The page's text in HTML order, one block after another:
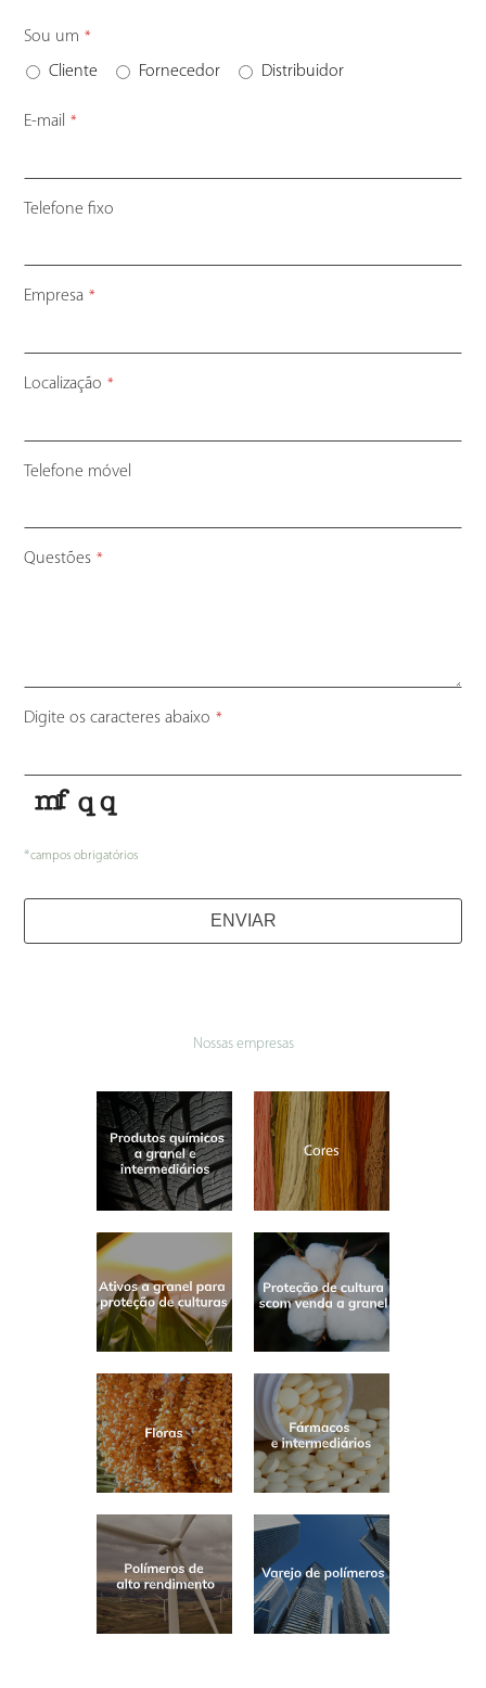
Your
Website *
Sou um *
Cliente Fornecedor Distribuidor
E-mail *
Telefone fixo
Empresa *
Localização *
Telefone móvel
Questões *
Digite os caracteres abaixo *
*campos obrigatórios
ENVIAR
Nossas empresas